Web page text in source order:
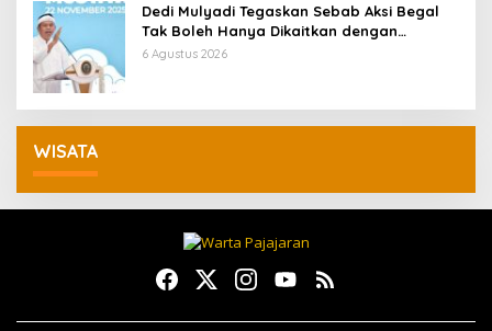
Dedi Mulyadi Tegaskan Sebab Aksi Begal
Tak Boleh Hanya Dikaitkan dengan
Ekonomi
6 Agustus 2026
WISATA